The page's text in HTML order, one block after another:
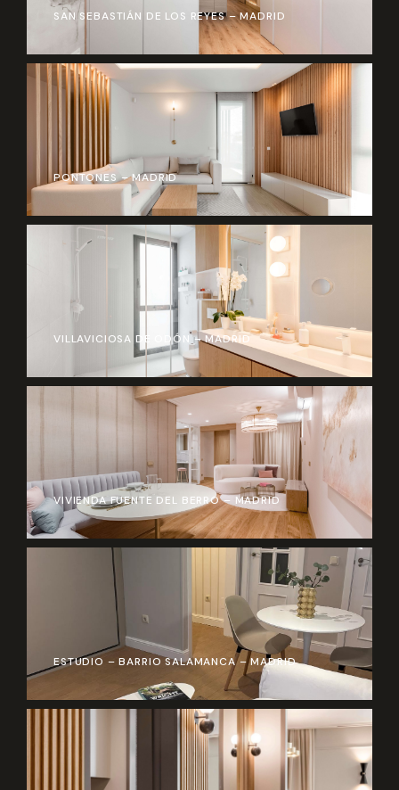
SAN SEBASTIÁN DE LOS REYES – MADRID
PONTONES – MADRID
VILLAVICIOSA DE ODÓN – MADRID
VIVIENDA FUENTE DEL BERRO – MADRID
ESTUDIO – BARRIO SALAMANCA – MADRID